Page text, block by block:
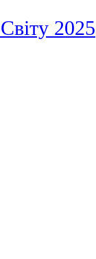
2025